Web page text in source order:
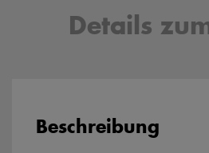
Details
Beschreibung